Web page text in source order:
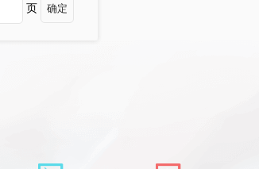
页 确定